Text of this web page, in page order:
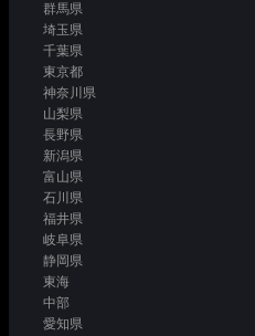
群馬県
埼玉県
千葉県
東京都
神奈川県
山梨県
長野県
新潟県
富山県
石川県
福井県
岐阜県
静岡県
東海
中部
愛知県